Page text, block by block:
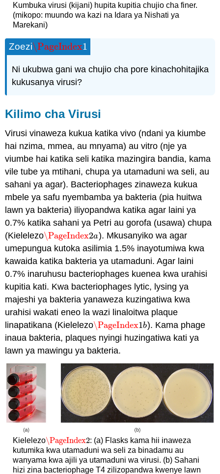
Kumbuka virusi (kijani) hupita kupitia chujio cha finer.
(mikopo: muundo wa kazi na Idara ya Nishati ya
Marekani)
Zoezi\PageIndex1
\PageIndex1
Ni ukubwa gani wa chujio cha pore kinachohitajika
kukusanya virusi?
Kilimo cha Virusi
Virusi vinaweza kukua katika vivo (ndani ya kiumbe
hai nzima, mmea, au mnyama) au vitro (nje ya
viumbe hai katika seli katika mazingira bandia, kama
vile tube ya mtihani, chupa ya utamaduni wa seli, au
sahani ya agar). Bacteriophages zinaweza kukua
mbele ya safu nyembamba ya bakteria (pia huitwa
lawn ya bakteria) iliyopandwa katika agar laini ya
0.7% katika sahani ya Petri au gorofa (usawa) chupa
(Kielelezo\PageIndex2a
\PageIndex2a). Mkusanyiko wa agar
umepungua kutoka asilimia 1.5% inayotumiwa kwa
kawaida katika bakteria ya utamaduni. Agar laini
0.7% inaruhusu bacteriophages kuenea kwa urahisi
kupitia kati. Kwa bacteriophages lytic, lysing ya
majeshi ya bakteria yanaweza kuzingatiwa kwa
urahisi wakati eneo la wazi linaloitwa plaque
linapatikana (Kielelezo\PageIndex1b
\PageIndex1b). Kama phage
inaua bakteria, plaques nyingi huzingatiwa kati ya
lawn ya mawingu ya bakteria.
Kielelezo\PageIndex2
\PageIndex2: (a) Flasks kama hii inaweza
kutumika kwa utamaduni wa seli za binadamu au
wanyama kwa ajili ya utamaduni wa virusi. (b) Sahani
hizi zina bacteriophage T4 zilizopandwa kwenye lawn